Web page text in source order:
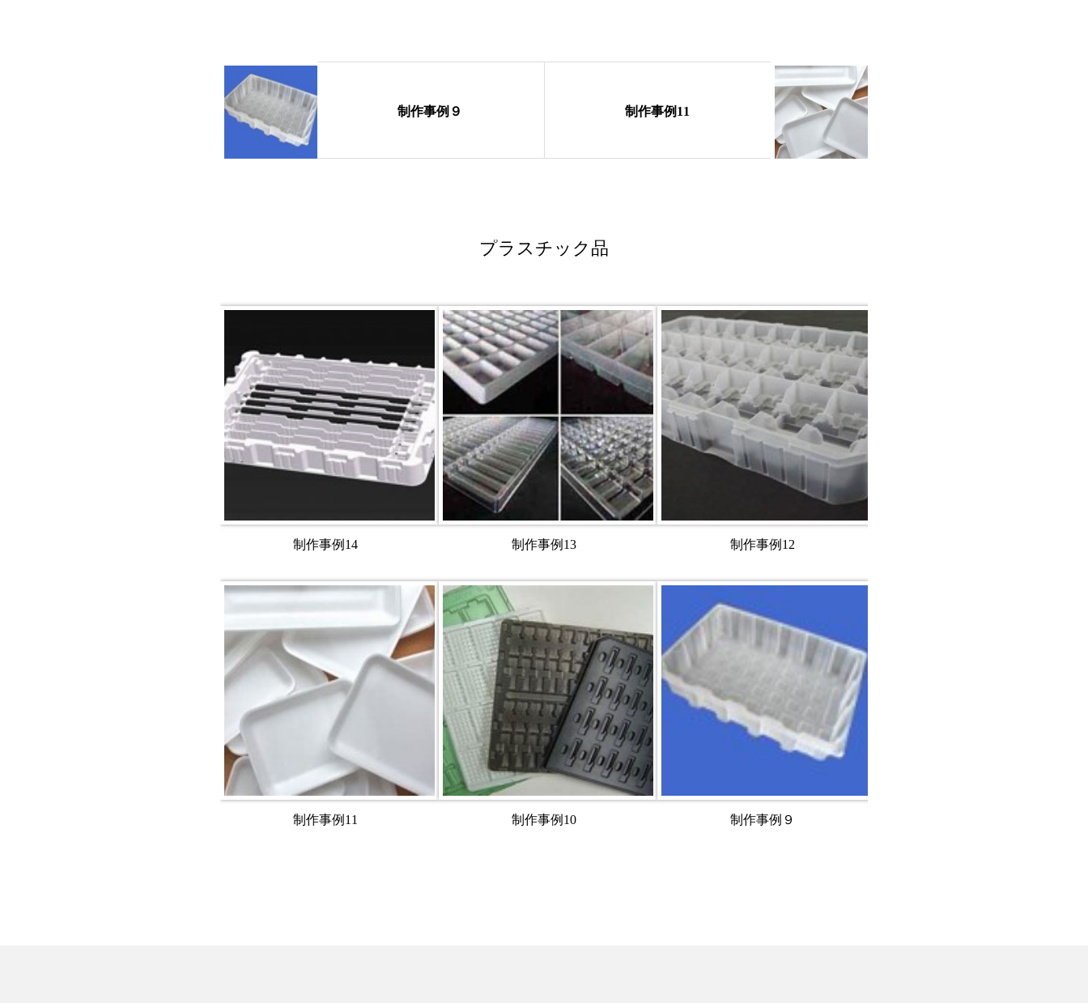
制作事例９ 制作事例11
プラスチック品
制作事例14 制作事例13 制作事例12
制作事例11 制作事例10 制作事例９